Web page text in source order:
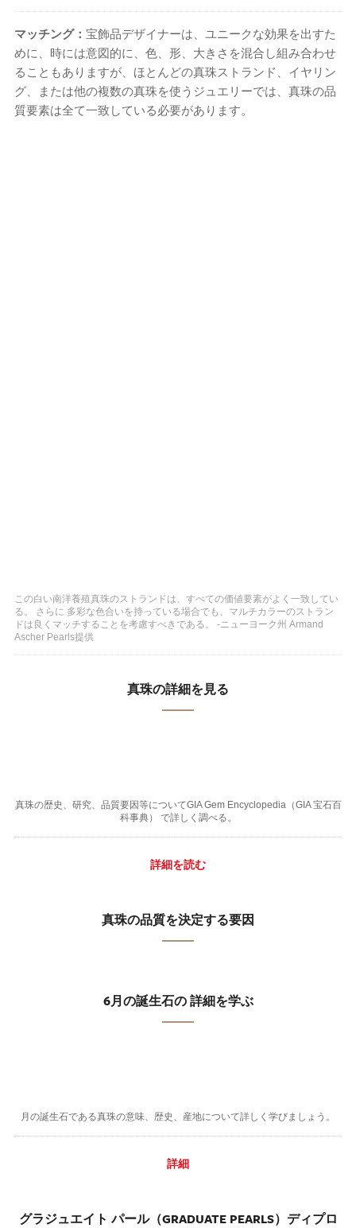
マッチング： 宝飾品デザイナーは、ユニークな効果を出すた
めに、時には意図的に、色、形、大きさを混合し組み合わせ
ることもありますが、ほとんどの真珠ストランド、イヤリン
グ、または他の複数の真珠を使うジュエリーでは、真珠の品
質要素は全て一致している必要があります。
この白い南洋養殖真珠のストランドは、すべての価値要素がよく一致してい
る。 さらに 多彩な色合いを持っている場合でも、マルチカラーのストラン
ドは良くマッチすることを考慮すべきである。 -ニューヨーク州 Armand
Ascher Pearls提供
真珠の詳細を見る
真珠の歴史、研究、品質要因等についてGIA Gem Encyclopedia（GIA 宝石百
科事典） で詳しく調べる。
詳細を読む
真珠の品質を決定する要因
6月の誕生石の 詳細を学ぶ
月の誕生石である真珠の意味、歴史、産地について詳しく学びましょう。
詳細
グラジュエイト パール（GRADUATE PEARLS）ディプロ